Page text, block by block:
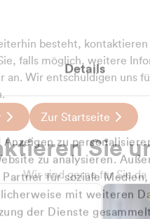
Details
zu
zu analysieren.
für soziale
mit weiteren
der Dienste
besteht,
falls möglich, weitere
an. Wir entschuldigen uns
Zur Startseite
Sie
Wir sind gerne für Sie da